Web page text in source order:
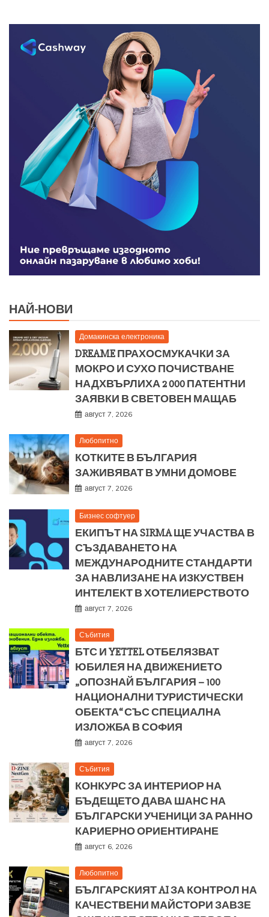
НАЙ-НОВИ
Домакинска електроника
DREAME ПРАХОСМУКАЧКИ ЗА
МОКРО И СУХО ПОЧИСТВАНЕ
НАДХВЪРЛИХА 2 000 ПАТЕНТНИ
ЗАЯВКИ В СВЕТОВЕН МАЩАБ
август 7, 2026
Любопитно
КОТКИТЕ В БЪЛГАРИЯ
ЗАЖИВЯВАТ В УМНИ ДОМОВЕ
август 7, 2026
Бизнес софтуер
ЕКИПЪТ НА SIRMA ЩЕ УЧАСТВА В
СЪЗДАВАНЕТО НА
МЕЖДУНАРОДНИТЕ СТАНДАРТИ
ЗА НАВЛИЗАНЕ НА ИЗКУСТВЕН
ИНТЕЛЕКТ В ХОТЕЛИЕРСТВОТО
август 7, 2026
Събития
БТС И YETTEL ОТБЕЛЯЗВАТ
ЮБИЛЕЯ НА ДВИЖЕНИЕТО
„ОПОЗНАЙ БЪЛГАРИЯ – 100
НАЦИОНАЛНИ ТУРИСТИЧЕСКИ
ОБЕКТА“ СЪС СПЕЦИАЛНА
ИЗЛОЖБА В СОФИЯ
август 7, 2026
Събития
КОНКУРС ЗА ИНТЕРИОР НА
БЪДЕЩЕТО ДАВА ШАНС НА
БЪЛГАРСКИ УЧЕНИЦИ ЗА РАННО
КАРИЕРНО ОРИЕНТИРАНЕ
август 6, 2026
Любопитно
БЪЛГАРСКИЯТ AI ЗА КОНТРОЛ НА
КАЧЕСТВЕНИ МАЙСТОРИ ЗАВЗЕ